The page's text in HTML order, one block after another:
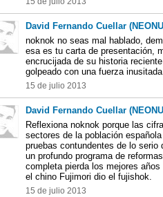
David Fernando Cuellar
noknok no seas mal hablado,
esa es tu carta de presentación,
encrucijada de su historia
golpeado con una fuerza
15 de julio 2013
David Fernando Cuellar
Reflexiona noknok porque las
sectores de la población
pruebas contundentes de lo
un profundo programa de
completa pierda los mejores
el chino Fujimori dio el fujishok.
15 de julio 2013